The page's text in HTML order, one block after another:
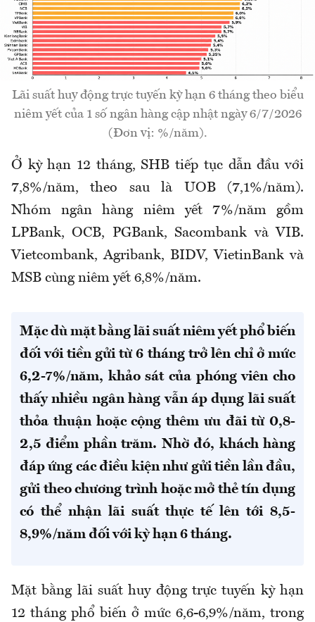
Lãi suất huy động trực tuyến kỳ hạn 6 tháng theo biểu
niêm yết của 1 số ngân hàng cập nhật ngày 6/7/2026
(Đơn vị: %/năm).
Ở kỳ hạn 12 tháng, SHB tiếp tục dẫn đầu với
7,8%/năm, theo sau là UOB (7,1%/năm).
Nhóm ngân hàng niêm yết 7%/năm gồm
LPBank, OCB, PGBank, Sacombank và VIB.
Vietcombank, Agribank, BIDV, VietinBank và
MSB cùng niêm yết 6,8%/năm.
Mặc dù mặt bằng lãi suất niêm yết phổ biến
đối với tiền gửi từ 6 tháng trở lên chỉ ở mức
6,2-7%/năm, khảo sát của phóng viên cho
thấy nhiều ngân hàng vẫn áp dụng lãi suất
thỏa thuận hoặc cộng thêm ưu đãi từ 0,8-
2,5 điểm phần trăm. Nhờ đó, khách hàng
đáp ứng các điều kiện như gửi tiền lần đầu,
gửi theo chương trình hoặc mở thẻ tín dụng
có thể nhận lãi suất thực tế lên tới 8,5-
8,9%/năm đối với kỳ hạn 6 tháng.
Mặt bằng lãi suất huy động trực tuyến kỳ hạn
12 tháng phổ biến ở mức 6,6-6,9%/năm, trong